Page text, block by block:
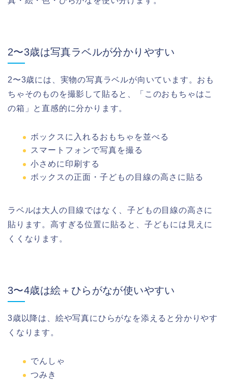
2〜3歳は写真ラベルが分かりやすい
2〜3歳には、実物の写真ラベルが向いています。おも
ちゃそのものを撮影して貼ると、「このおもちゃはこ
の箱」と直感的に分かります。
ボックスに入れるおもちゃを並べる
スマートフォンで写真を撮る
小さめに印刷する
ボックスの正面・子どもの目線の高さに貼る
ラベルは大人の目線ではなく、子どもの目線の高さに
貼ります。高すぎる位置に貼ると、子どもには見えに
くくなります。
3〜4歳は絵＋ひらがなが使いやすい
3歳以降は、絵や写真にひらがなを添えると分かりやす
くなります。
でんしゃ
つみき